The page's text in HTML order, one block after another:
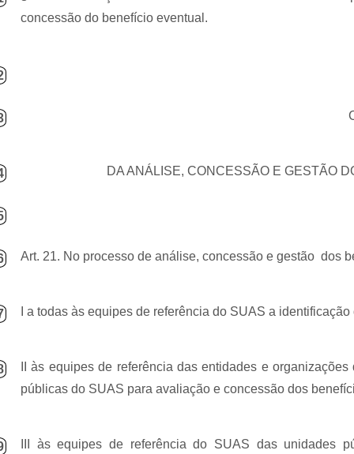
concessão do benefício eventual.
DA ANÁLISE, CONCESSÃO E GESTÃO
Art. 21. No processo de análise, concessão e gestão dos
I a todas às equipes de referência do SUAS a
II às equipes de referência das entidades e
públicas do SUAS para avaliação e concessão dos
III às equipes de referência do SUAS das unidades